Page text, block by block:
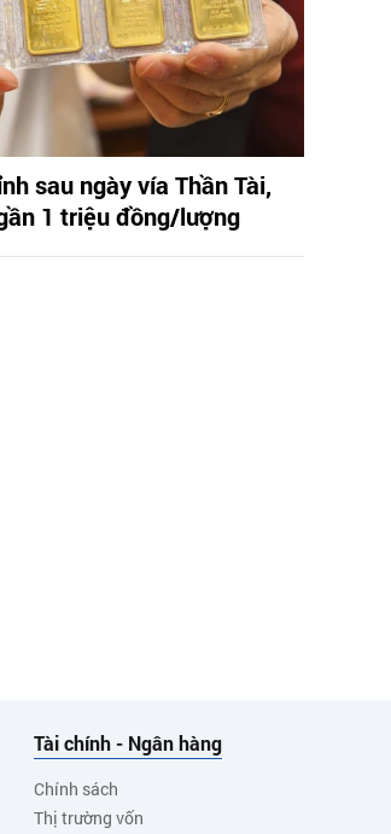
sau ngày vía Thần Tài,
1 triệu đồng/lượng
Tài chính - Ngân hàng
Chính sách
Thị trường vốn